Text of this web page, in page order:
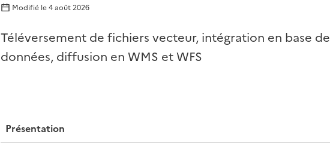
Modifié le4 août 2026
Téléversement de fichiers vecteur, intégration en base de
données, diffusion en WMS et WFS
Présentation